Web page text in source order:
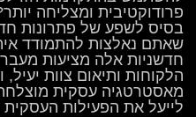
פרודוקטיבית ומצליחה
בסיס לשפע של פתרונות
שאתם נאלצות להתמודד
חדשניות אלה מציעות
הלקוחות ותיאום צוות
מאסטרטגיה עסקית
לייעל את הפעילות העסקית